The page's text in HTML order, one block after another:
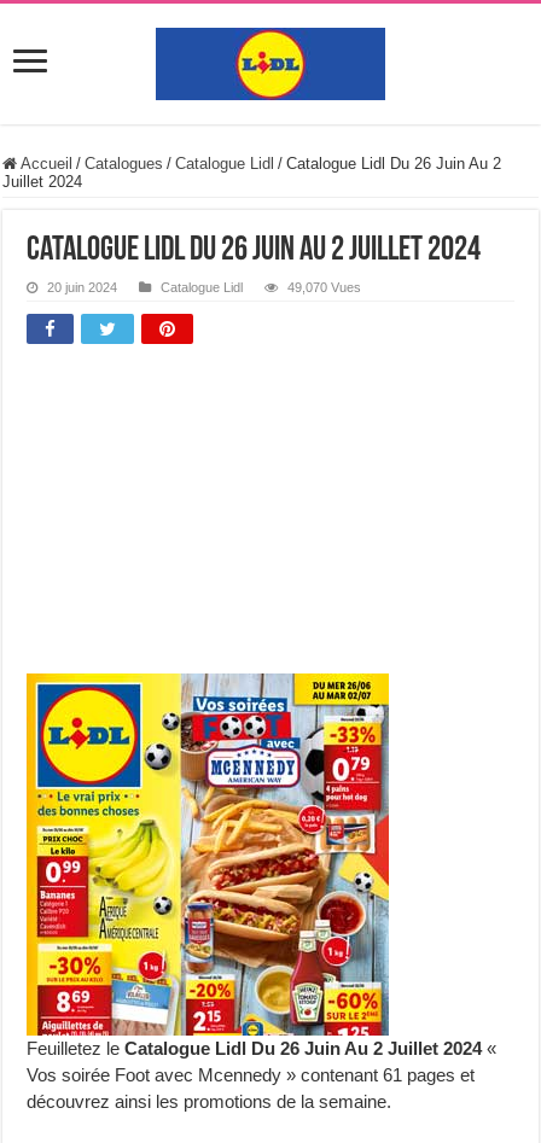
Accueil / Catalogues / Catalogue Lidl / Catalogue Lidl Du 26 Juin Au 2
Juillet 2024
Catalogue Lidl Du 26 Juin Au 2 Juillet 2024
20 juin 2024 Catalogue Lidl 49,070 Vues
Feuilletez leCatalogue Lidl Du 26 Juin Au 2 Juillet 2024«
Vos soirée Foot avec Mcennedy » contenant 61 pages et
découvrez ainsi les promotions de la semaine.